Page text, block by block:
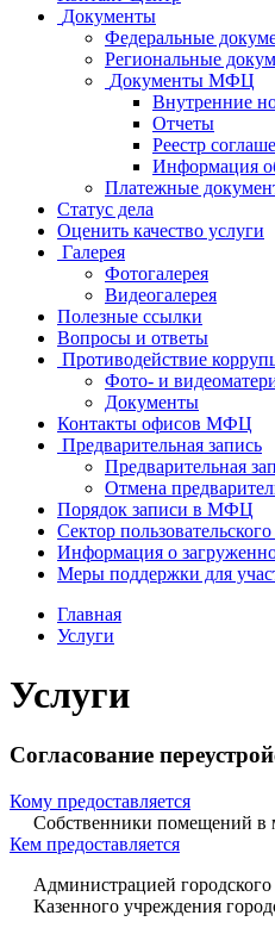
Документы
Федеральные
Региональные
Документы МФЦ
Внутренние
Отчеты
Реестр
Информация
Платежные
Статус дела
Оценить качество услуги
Галерея
Фотогалерея
Видеогалерея
Полезные ссылки
Вопросы и ответы
Противодействие
Фото- и
Документы
Контакты офисов МФЦ
Предварительная запись
Предварительная
Отмена
Порядок записи в МФЦ
Сектор
Информация о
Меры поддержки для
Главная
Услуги
Услуги
Согласование
Кому предоставляется
Собственники помещений в
Кем предоставляется
Администрацией
Казенного учреждения